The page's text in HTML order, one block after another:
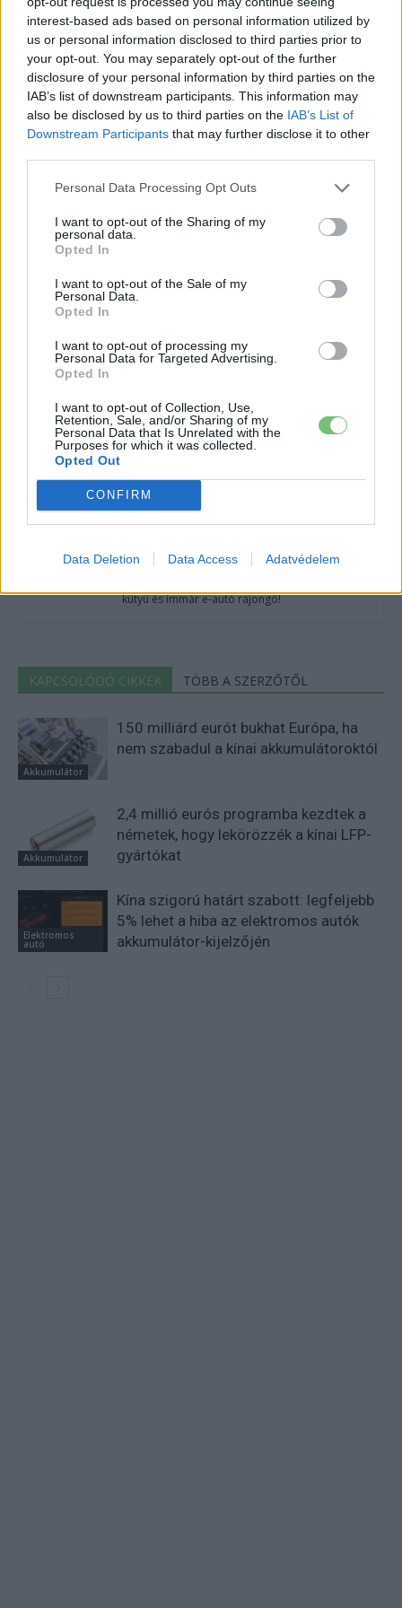
interest-based ads based on personal information utilized by
us or personal information disclosed to third parties prior to
your opt-out. You may separately opt-out of the further
disclosure of your personal information by third parties on the
IAB’s list of downstream participants. This information may
also be disclosed by us to third parties on the IAB’s List of
Downstream Participants that may further disclose it to other
Personal Data Processing Opt Outs
I want to opt-out of the Sharing of my
personal data.
Opted In
I want to opt-out of the Sale of my
Personal Data.
Opted In
I want to opt-out of processing my
Personal Data for Targeted Advertising.
Opted In
I want to opt-out of Collection, Use,
Retention, Sale, and/or Sharing of my
Personal Data that Is Unrelated with the
Purposes for which it was collected.
Opted Out
CONFIRM
Data Deletion Data Access Adatvédelem
btn_shadow=”shd-bottom”
btn_shadow_color=”#3b5998″
btn_shadow_color_hover=”#06c100″
btn_shadow_size=”2″ btn_font_size=”desktop:14px;”
btn_font_style=”font-weight:bold;”]
Eriqo
kütyü és immár e-autó rajongó!
KAPCSOLÓDÓ CIKKEK TÖBB A SZERZŐTŐL
Akkumulátor
150 milliárd eurót bukhat Európa, ha
nem szabadul a kínai akkumulátoroktól
Akkumulátor
2,4 millió eurós programba kezdtek a
németek, hogy lekörözzék a kínai LFP-
gyártókat
Elektromos
autó
Kína szigorú határt szabott: legfeljebb
5% lehet a hiba az elektromos autók
akkumulátor-kijelzőjén